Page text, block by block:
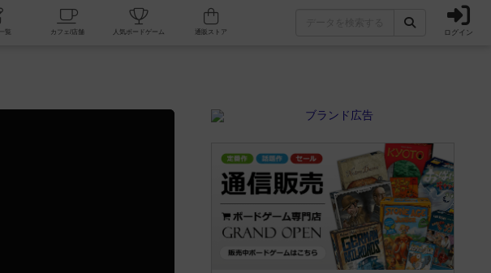
掲示板一覧 カフェ/店舗 人気ボードゲーム ログイン